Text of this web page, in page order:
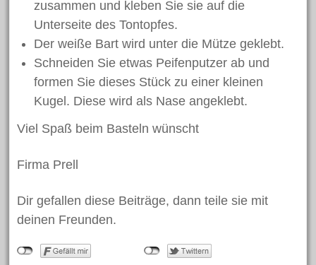
zusammen und kleben Sie sie auf die
Unterseite des Tontopfes.
Der weiße Bart wird unter die Mütze geklebt.
Schneiden Sie etwas Peifenputzer ab und
formen Sie dieses Stück zu einer kleinen
Kugel. Diese wird als Nase angeklebt.
Viel Spaß beim Basteln wünscht
Firma Prell
Dir gefallen diese Beiträge, dann teile sie mit
deinen Freunden.